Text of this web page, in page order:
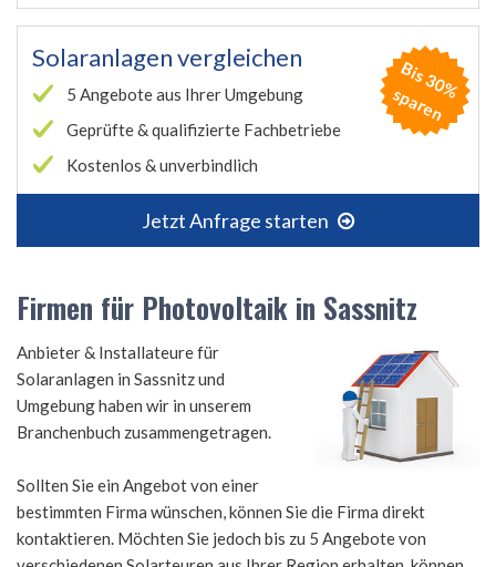
Solaranlagen vergleichen
5 Angebote aus Ihrer Umgebung
Geprüfte & qualifizierte Fachbetriebe
Kostenlos & unverbindlich
Jetzt Anfrage starten
B
is
3
0
%
s
p
a
r
e
n
Firmen für Photovoltaik in Sassnitz
Anbieter & Installateure für
Solaranlagen in Sassnitz und
Umgebung haben wir in unserem
Branchenbuch zusammengetragen.
Sollten Sie ein Angebot von einer
bestimmten Firma wünschen, können Sie die Firma direkt
kontaktieren. Möchten Sie jedoch bis zu 5 Angebote von